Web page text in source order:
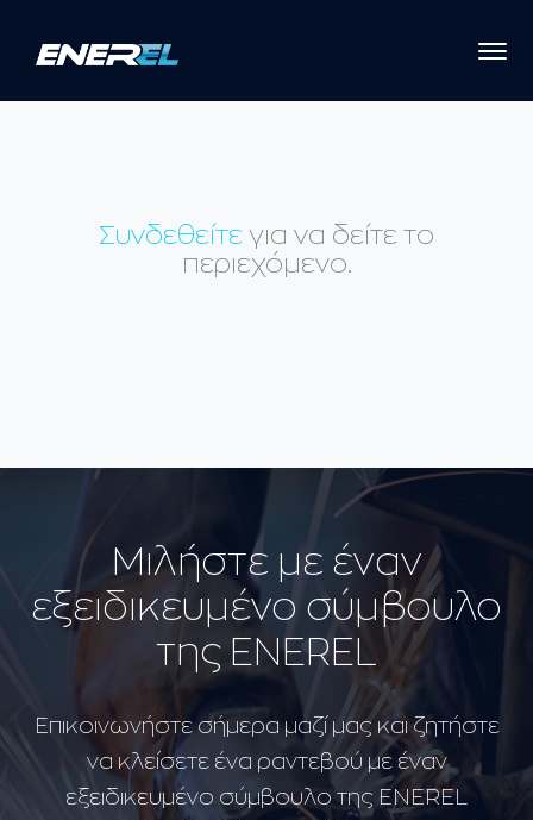
Συνδεθείτε για να δείτε το
περιεχόμενο.
Μιλήστε με έναν
εξειδικευμένο σύμβουλο
της ENEREL
Επικοινωνήστε σήμερα μαζί μας και ζητήστε
να κλείσετε ένα ραντεβού με έναν
εξειδικευμένο σύμβουλο της ENEREL